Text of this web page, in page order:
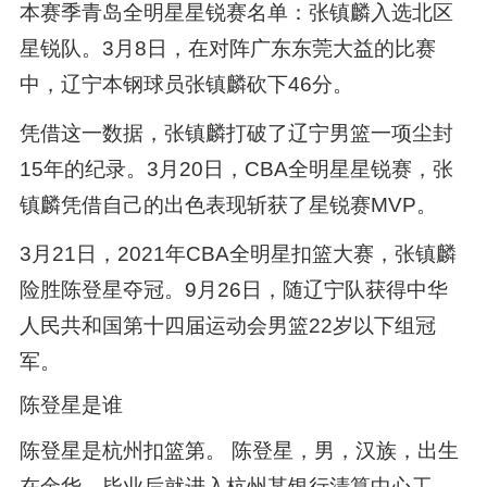
本赛季青岛全明星星锐赛名单：张镇麟入选北区
星锐队。3月8日，在对阵广东东莞大益的比赛
中，辽宁本钢球员张镇麟砍下46分。
凭借这一数据，张镇麟打破了辽宁男篮一项尘封
15年的纪录。3月20日，CBA全明星星锐赛，张
镇麟凭借自己的出色表现斩获了星锐赛MVP。
3月21日，2021年CBA全明星扣篮大赛，张镇麟
险胜陈登星夺冠。9月26日，随辽宁队获得中华
人民共和国第十四届运动会男篮22岁以下组冠
军。
陈登星是谁
陈登星是杭州扣篮第。 陈登星，男，汉族，出生